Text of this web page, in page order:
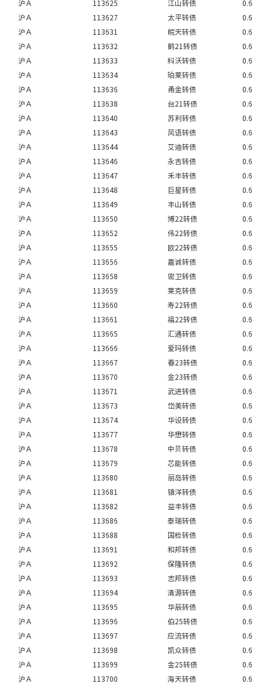
沪Ａ 113625 江山转债
0.6
沪Ａ
113627 太平转债
0.6
沪Ａ
113631 皖天转债
0.6
沪Ａ
113632 鹤21转债
0.6
沪Ａ
113633 科沃转债
0.6
沪Ａ
113634 珀莱转债
0.6
沪Ａ
113636 甬金转债
0.6
沪Ａ
113638 台21转债
0.6
沪Ａ
113640 苏利转债
0.6
沪Ａ
113643 风语转债
0.6
沪Ａ
113644 艾迪转债
0.6
沪Ａ
113646 永吉转债
0.6
沪Ａ
113647 禾丰转债
0.6
沪Ａ
113648 巨星转债
0.6
沪Ａ
113649 丰山转债
0.6
沪Ａ
113650 博22转债
0.6
沪Ａ
113652 伟22转债
0.6
沪Ａ
113655 欧22转债
0.6
沪Ａ
113656 嘉诚转债
0.6
沪Ａ
113658 密卫转债
0.6
沪Ａ
113659 莱克转债
0.6
沪Ａ
113660 寿22转债
0.6
沪Ａ
113661 福22转债
0.6
沪Ａ
113665 汇通转债
0.6
沪Ａ
113666 爱玛转债
0.6
沪Ａ
113667 春23转债
0.6
沪Ａ
113670 金23转债
0.6
沪Ａ
113671 武进转债
0.6
沪Ａ
113673 岱美转债
0.6
沪Ａ
113674 华设转债
0.6
沪Ａ
113677 华懋转债
0.6
沪Ａ
113678 中贝转债
0.6
沪Ａ
113679 芯能转债
0.6
沪Ａ
113680 丽岛转债
0.6
沪Ａ
113681 镇洋转债
0.6
沪Ａ
113682 益丰转债
0.6
沪Ａ
113686 泰瑞转债
0.6
沪Ａ
113688 国检转债
0.6
沪Ａ
113691 和邦转债
0.6
沪Ａ
113692 保隆转债
0.6
沪Ａ
113693 志邦转债
0.6
沪Ａ
113694 清源转债
0.6
沪Ａ
113695 华辰转债
0.6
沪Ａ
113696 伯25转债
0.6
沪Ａ
113697 应流转债
0.6
沪Ａ
113698 凯众转债
0.6
沪Ａ
113699 金25转债
0.6
沪Ａ
113700 海天转债
0.6